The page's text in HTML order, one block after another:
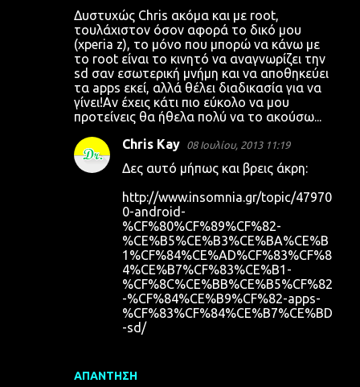
Δυστυχώς Chris ακόμα και με root,
τουλάχιστον όσον αφορά το δικό μου
(xperia z), το μόνο που μπορώ να κάνω με
το root είναι το κινητό να αναγνωρίζει την
sd σαν εσωτερική μνήμη και να αποθηκεύει
τα apps εκεί, αλλά θέλει διαδικασία για να
γίνει!Αν έχεις κάτι πιο εύκολο να μου
προτείνεις θα ήθελα πολύ να το ακούσω...
ΑΠΆΝΤΗΣΗ
Chris Kay 08 Ιουλίου, 2013 11:19
Δες αυτό μήπως και βρεις άκρη:
http://www.insomnia.gr/topic/47970
0-android-
%CF%80%CF%89%CF%82-
%CE%B5%CE%B3%CE%BA%CE%B
1%CF%84%CE%AD%CF%83%CF%8
4%CE%B7%CF%83%CE%B1-
%CF%8C%CE%BB%CE%B5%CF%82
-%CF%84%CE%B9%CF%82-apps-
%CF%83%CF%84%CE%B7%CE%BD
-sd/